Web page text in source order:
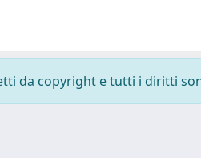
da copyright e tutti i diritti